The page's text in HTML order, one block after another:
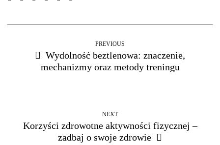
PREVIOUS
Wydolność beztlenowa: znaczenie,
mechanizmy oraz metody treningu
NEXT
Korzyści zdrowotne aktywności fizycznej –
zadbaj o swoje zdrowie